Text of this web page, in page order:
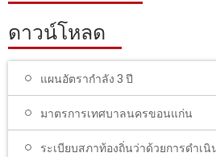
ดาวน์โหลด
แผนอัตรากำลัง 3 ปี
มาตรการเทศบาลนครขอนแก่น
ระเบียบสภาท้องถิ่นว่าด้วยการดำเ